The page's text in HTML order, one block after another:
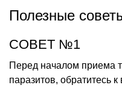
Полезные
СОВЕТ №1
Перед началом приема
паразитов, обратитесь